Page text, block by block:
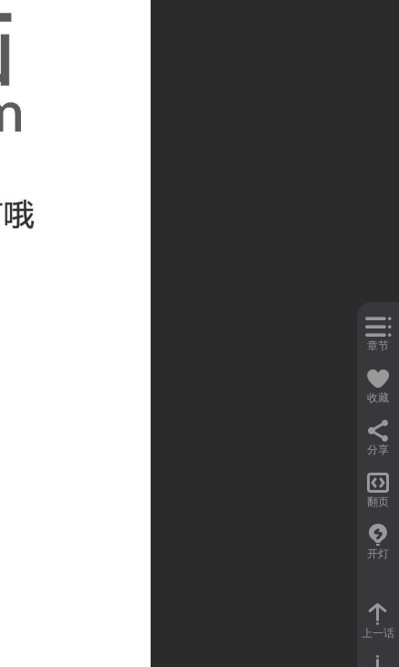
章节
收藏
分享

翻页
开灯
上一话